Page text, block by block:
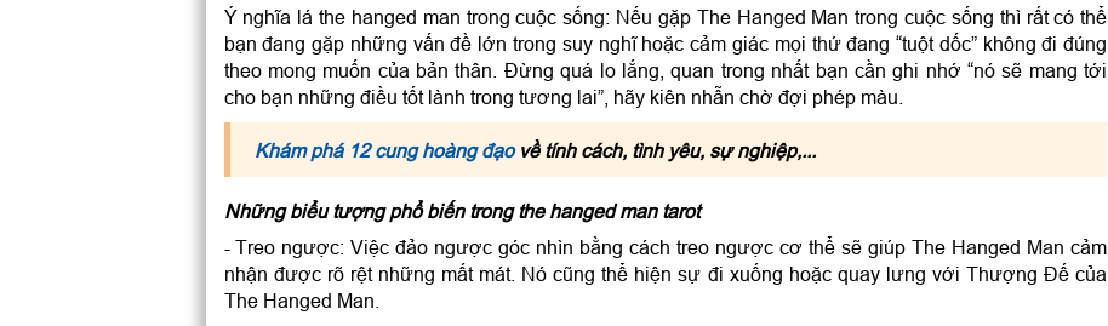
Ý nghĩa lá the hanged man trong cuộc sống: Nếu gặp The Hanged Man trong cuộc sống thì rất có thể
bạn đang gặp những vấn đề lớn trong suy nghĩ hoặc cảm giác mọi thứ đang “tuột dốc” không đi đúng
theo mong muốn của bản thân. Đừng quá lo lắng, quan trong nhất bạn cần ghi nhớ “nó sẽ mang tới
cho bạn những điều tốt lành trong tương lai”, hãy kiên nhẫn chờ đợi phép màu.
Khám phá 12 cung hoàng đạovề tính cách, tình yêu, sự nghiệp,...
Những biểu tượng phổ biến trong the hanged man tarot
- Treo ngược: Việc đảo ngược góc nhìn bằng cách treo ngược cơ thể sẽ giúp The Hanged Man cảm
nhận được rõ rệt những mất mát. Nó cũng thể hiện sự đi xuống hoặc quay lưng với Thượng Đế của
The Hanged Man.